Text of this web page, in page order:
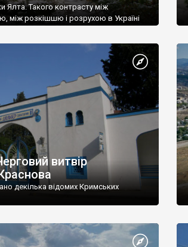
Ялта. Такого контрасту між
між розкішшю і розрухою в Україні
витвір
декілька відомих Кримських